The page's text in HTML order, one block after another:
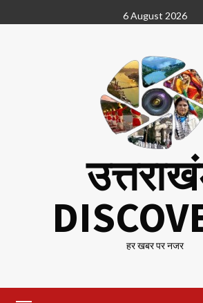
to
6 August 2026
हर खबर पर नजर